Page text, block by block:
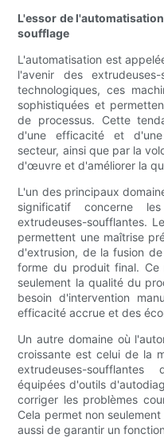
L'essor de
soufflage
L'automatisation est
l'avenir des
technologiques, ces
sophistiquées et
de processus. Cette
d'une efficacité et
secteur, ainsi que par la
d'œuvre et d'améliorer la
L'un des principaux
significatif concerne
extrudeuses-soufflantes.
permettent une maîtrise
d'extrusion, de la fusion
forme du produit final. Ce
seulement la qualité du
besoin d'intervention
efficacité accrue et des
Un autre domaine où
croissante est celui de la
extrudeuses-
équipées d'outils
corriger les problèmes
Cela permet non
aussi de garantir un